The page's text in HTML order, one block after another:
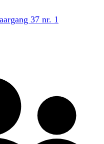
37 nr. 1